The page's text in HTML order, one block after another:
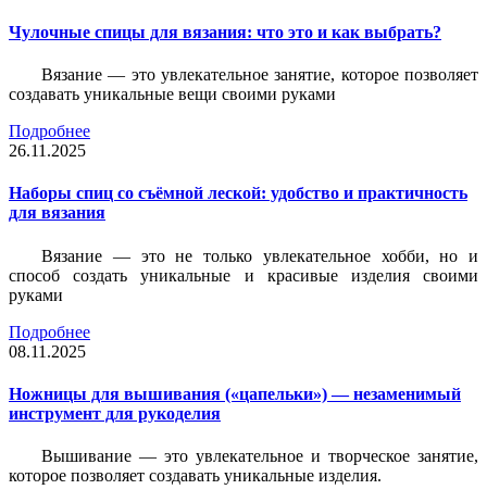
Чулочные спицы для вязания: что это и как выбрать?
Вязание — это увлекательное занятие, которое позволяет
создавать уникальные вещи своими руками
Подробнее
26.11.2025
Наборы спиц со съёмной леской: удобство и практичность
для вязания
Вязание — это не только увлекательное хобби, но и
способ создать уникальные и красивые изделия своими
руками
Подробнее
08.11.2025
Ножницы для вышивания («цапельки») — незаменимый
инструмент для рукоделия
Вышивание — это увлекательное и творческое занятие,
которое позволяет создавать уникальные изделия.